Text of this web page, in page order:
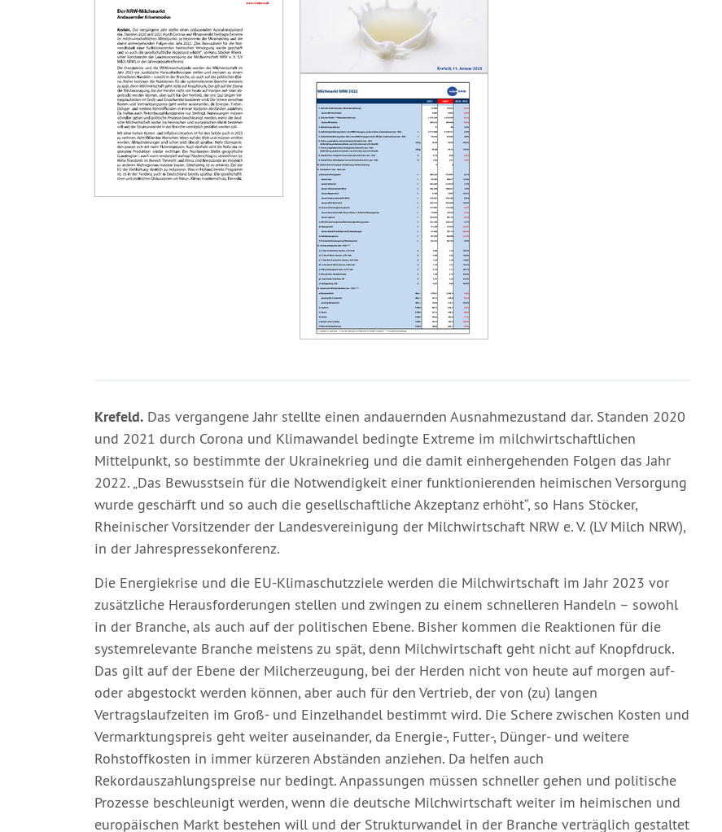
Krefeld.Das vergangene Jahr stellte einen andauernden Ausnahmezustand dar. Standen 2020
und 2021 durch Corona und Klimawandel bedingte Extreme im milchwirtschaftlichen
Mittelpunkt, so bestimmte der Ukrainekrieg und die damit einhergehenden Folgen das Jahr
2022. „Das Bewusstsein für die Notwendigkeit einer funktionierenden heimischen Versorgung
wurde geschärft und so auch die gesellschaftliche Akzeptanz erhöht“, so Hans Stöcker,
Rheinischer Vorsitzender der Landesvereinigung der Milchwirtschaft NRW e. V. (LV Milch NRW),
in der Jahrespressekonferenz.
Die Energiekrise und die EU-Klimaschutzziele werden die Milchwirtschaft im Jahr 2023 vor
zusätzliche Herausforderungen stellen und zwingen zu einem schnelleren Handeln – sowohl
in der Branche, als auch auf der politischen Ebene. Bisher kommen die Reaktionen für die
systemrelevante Branche meistens zu spät, denn Milchwirtschaft geht nicht auf Knopfdruck.
Das gilt auf der Ebene der Milcherzeugung, bei der Herden nicht von heute auf morgen auf-
oder abgestockt werden können, aber auch für den Vertrieb, der von (zu) langen
Vertragslaufzeiten im Groß- und Einzelhandel bestimmt wird. Die Schere zwischen Kosten und
Vermarktungspreis geht weiter auseinander, da Energie-, Futter-, Dünger- und weitere
Rohstoffkosten in immer kürzeren Abständen anziehen. Da helfen auch
Rekordauszahlungspreise nur bedingt. Anpassungen müssen schneller gehen und politische
Prozesse beschleunigt werden, wenn die deutsche Milchwirtschaft weiter im heimischen und
europäischen Markt bestehen will und der Strukturwandel in der Branche verträglich gestaltet